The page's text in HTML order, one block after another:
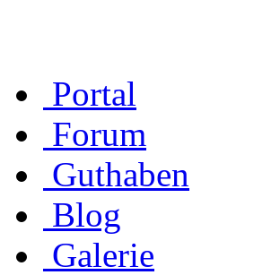
Portal
Forum
Guthaben
Blog
Galerie